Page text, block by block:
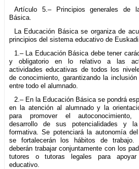
Artículo 5.– Principios generales de
Básica.
La Educación Básica se organiza de
principios del sistema educativo de Euskadi.
1.– La Educación Básica debe tener
y obligatorio en lo relativo a las
actividades educativas de todos los
de conocimiento, garantizando la
entre todo el alumnado.
2.– En la Educación Básica se pondrá
en la atención al alumnado y la
para promover el
desarrollo de sus potencialidades y la
formativa. Se potenciará la autonomía
se fortalecerán los hábitos de trabajo.
deberán trabajar conjuntamente con los
tutores o tutoras legales para
educativo.